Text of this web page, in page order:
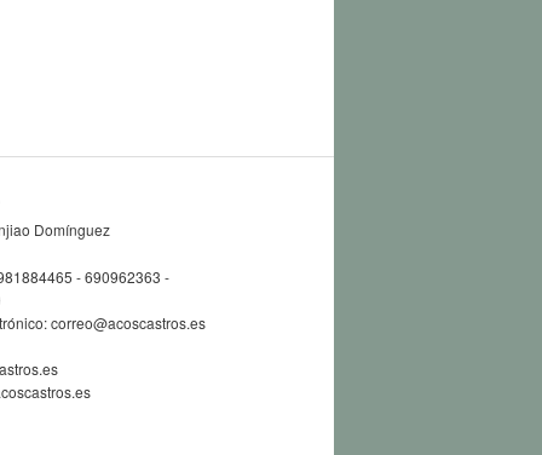
Domínguez
- 690962363 -
correo@acoscastros.es